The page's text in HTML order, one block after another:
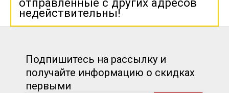
недействительны!
Подпишитесь на рассылку и
получайте информацию о скидках
первыми